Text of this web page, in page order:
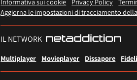
Aggiorna le impostazioni di tracciamento
IL NETWORK
Multiplayer Movieplayer Dissapore